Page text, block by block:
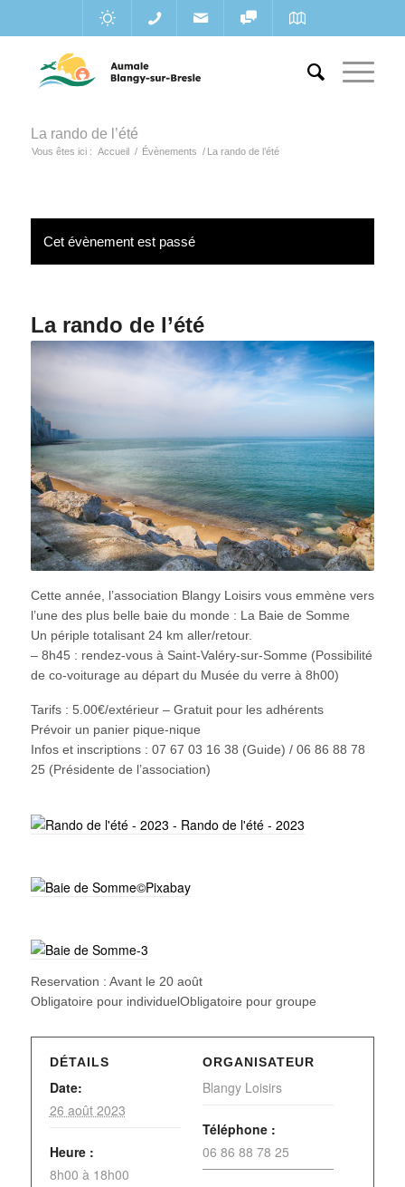
La rando de l’été
Vous êtes ici : Accueil / Évènements / La rando de l’été
Cet évènement est passé
La rando de l’été
Cette année, l’association Blangy Loisirs vous emmène vers
l’une des plus belle baie du monde : La Baie de Somme
Un périple totalisant 24 km aller/retour.
– 8h45 : rendez-vous à Saint-Valéry-sur-Somme (Possibilité
de co-voiturage au départ du Musée du verre à 8h00)
Tarifs : 5.00€/extérieur – Gratuit pour les adhérents
Prévoir un panier pique-nique
Infos et inscriptions : 07 67 03 16 38 (Guide) / 06 86 88 78
25 (Présidente de l’association)
Reservation : Avant le 20 août
Obligatoire pour individuelObligatoire pour groupe
DÉTAILS
Date:
26 août 2023
Heure :
8h00 à 18h00
ORGANISATEUR
Blangy Loisirs
Téléphone :
06 86 88 78 25